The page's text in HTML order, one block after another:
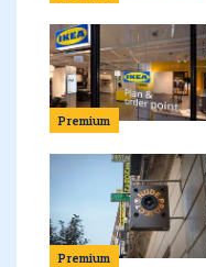
Premium
Premium